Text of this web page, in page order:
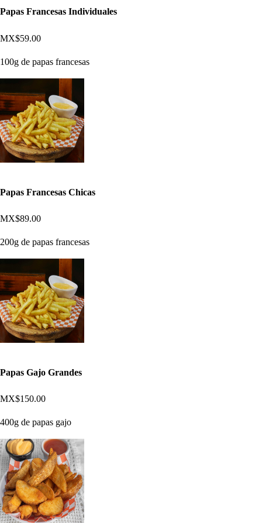
Papas Francesas Individuales
MX$59.00
100g de papas francesas
Papas Francesas Chicas
MX$89.00
200g de papas francesas
Papas Gajo Grandes
MX$150.00
400g de papas gajo